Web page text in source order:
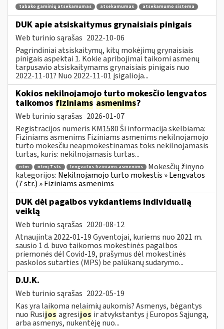
tabako gaminių atsekamumas atsekamumas atsekamumo sistema
DUK apie atsiskaitymus grynaisiais pinigais
Web turinio sąrašas 2022-10-06
Pagrindiniai atsiskaitymų, kitų mokėjimų grynaisiais
pinigais aspektai 1. Kokie apribojimai taikomi asmenų
tarpusavio atsiskaitymams grynaisiais pinigais nuo
2022-11-01? Nuo 2022-11-01 įsigalioja...
Kokios nekilnojamojo turto mokesčio lengvatos
taikomos fiziniams asmenims?
Web turinio sąrašas 2026-01-07
Registracijos numeris KM1580 Ši informacija skelbiama:
Fiziniams asmenims Fiziniams asmenims nekilnojamojo
turto mokesčiu neapmokestinamas toks nekilnojamasis
turtas, kuris: nekilnojamasis turtas...
ntm ntmį 7 str. lengvatos fiziniams asmenims
Mokesčių žinyno
kategorijos: Nekilnojamojo turto mokestis » Lengvatos
(7 str.) » Fiziniams asmenims
DUK dėl pagalbos vykdantiems individualią
veiklą
Web turinio sąrašas 2020-08-12
Atnaujinta 2022-01-19 Gyventojai, kuriems nuo 2021 m.
sausio 1 d. buvo taikomos mokestinės pagalbos
priemonės dėl Covid-19, prašymus dėl mokestinės
paskolos sutarties (MPS) be palūkanų sudarymo...
D.U.K.
Web turinio sąrašas 2022-05-19
Kas yra laikoma nelaimių aukomis? Asmenys, bėgantys
nuo Rusijos agresijos ir atvykstantys į Europos Sąjungą,
arba asmenys, nukentėję nuo...